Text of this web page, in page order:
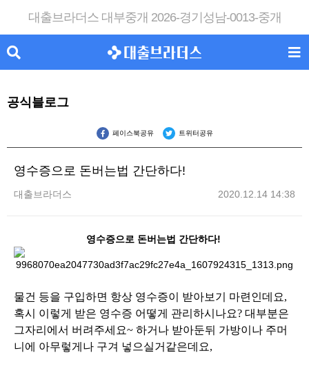
대출브라더스 대부중개 2026-경기성남-0013-중개
공식블로그
페이스북공유 트위터공유
영수증으로 돈버는법 간단하다!
대출브라더스 2020.12.14 14:38
영수증으로 돈버는법 간단하다!
물건 등을 구입하면 항상 영수증이 받아보기 마련인데요,
혹시 이렇게 받은 영수증 어떻게 관리하시나요? 대부분은
그자리에서 버려주세요~ 하거나 받아둔뒤 가방이나 주머
니에 아무렇게나 구겨 넣으실거같은데요,